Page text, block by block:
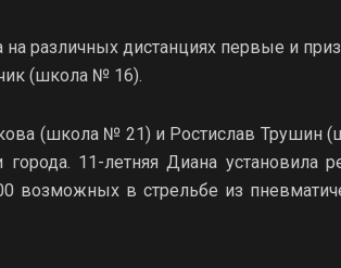
на различных дистанциях первые и
(школа № 16).
(школа № 21) и Ростислав Трушин
11-летняя Диана установила
возможных в стрельбе из